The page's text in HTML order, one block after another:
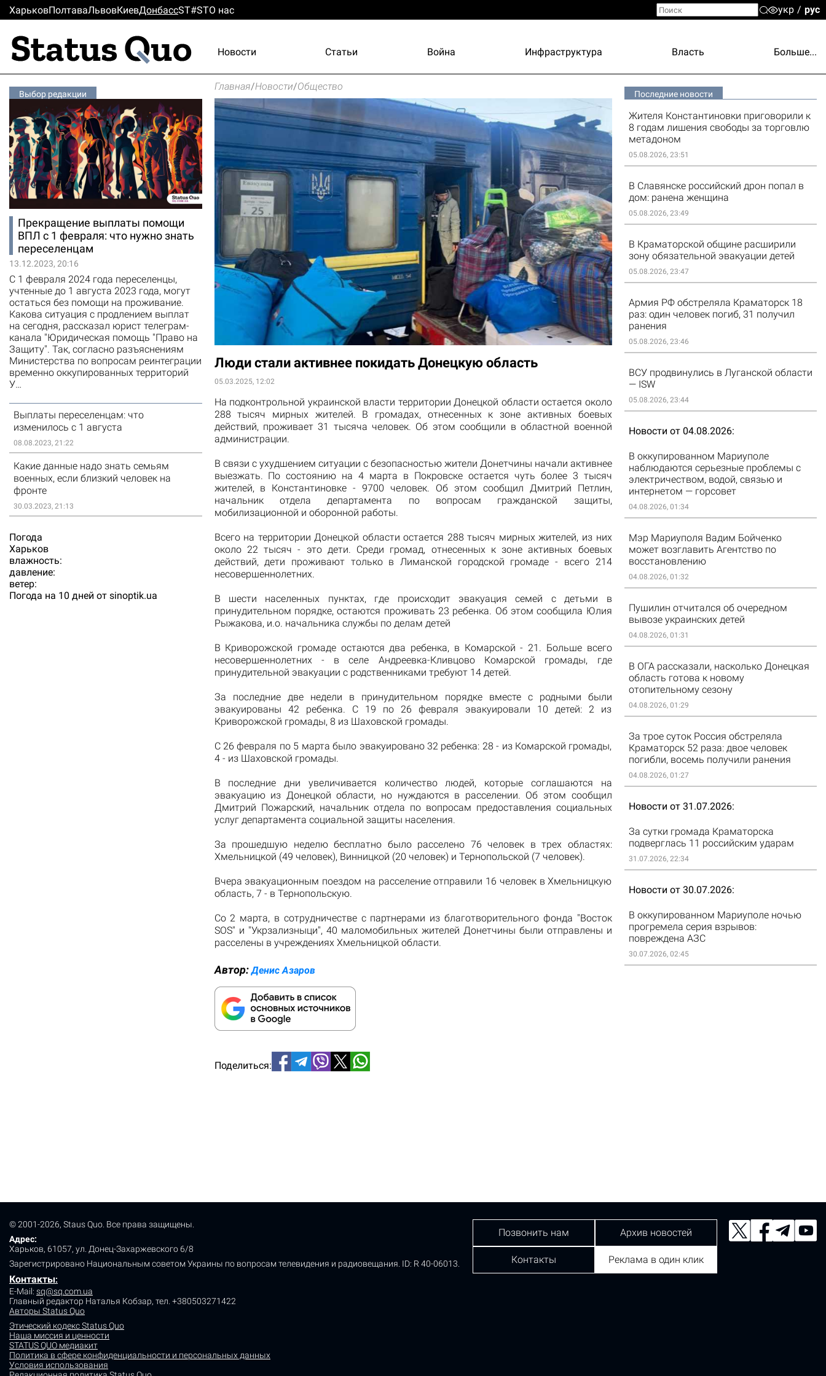
ХарьковПолтаваЛьвовКиевДонбассST#STО нас укр рус
Новости Статьи Война Инфраструктура Власть Больше...
Выбор редакции
Прекращение выплаты помощи
ВПЛ с 1 февраля: что нужно знать
переселенцам
13.12.2023, 20:16
С 1 февраля 2024 года переселенцы,
учтенные до 1 августа 2023 года, могут
остаться без помощи на проживание.
Какова ситуация с продлением выплат
на сегодня, рассказал юрист телеграм-
канала "Юридическая помощь "Право на
Защиту". Так, согласно разъяснениям
Министерства по вопросам реинтеграции
временно оккупированных территорий
У…
Выплаты переселенцам: что
изменилось с 1 августа
08.08.2023, 21:22
Какие данные надо знать семьям
военных, если близкий человек на
фронте
30.03.2023, 21:13
Погода
Харьков
влажность:
давление:
ветер:
Погода на 10 дней от sinoptik.ua
Главная/Новости/Общество
Люди стали активнее покидать Донецкую область
05.03.2025, 12:02
На подконтрольной украинской власти территории Донецкой области остается около
288 тысяч мирных жителей. В громадах, отнесенных к зоне активных боевых
действий, проживает 31 тысяча человек. Об этом сообщили в областной военной
администрации.
В связи с ухудшением ситуации с безопасностью жители Донетчины начали активнее
выезжать. По состоянию на 4 марта в Покровске остается чуть более 3 тысяч
жителей, в Константиновке - 9700 человек. Об этом сообщил Дмитрий Петлин,
начальник отдела департамента по вопросам гражданской защиты,
мобилизационной и оборонной работы.
Всего на территории Донецкой области остается 288 тысяч мирных жителей, из них
около 22 тысяч - это дети. Среди громад, отнесенных к зоне активных боевых
действий, дети проживают только в Лиманской городской громаде - всего 214
несовершеннолетних.
В шести населенных пунктах, где происходит эвакуация семей с детьми в
принудительном порядке, остаются проживать 23 ребенка. Об этом сообщила Юлия
Рыжакова, и.о. начальника службы по делам детей
В Криворожской громаде остаются два ребенка, в Комарской - 21. Больше всего
несовершеннолетних - в селе Андреевка-Кливцово Комарской громады, где
принудительной эвакуации с родственниками требуют 14 детей.
За последние две недели в принудительном порядке вместе с родными были
эвакуированы 42 ребенка. С 19 по 26 февраля эвакуировали 10 детей: 2 из
Криворожской громады, 8 из Шаховской громады.
С 26 февраля по 5 марта было эвакуировано 32 ребенка: 28 - из Комарской громады,
4 - из Шаховской громады.
В последние дни увеличивается количество людей, которые соглашаются на
эвакуацию из Донецкой области, но нуждаются в расселении. Об этом сообщил
Дмитрий Пожарский, начальник отдела по вопросам предоставления социальных
услуг департамента социальной защиты населения.
За прошедшую неделю бесплатно было расселено 76 человек в трех областях:
Хмельницкой (49 человек), Винницкой (20 человек) и Тернопольской (7 человек).
Вчера эвакуационным поездом на расселение отправили 16 человек в Хмельницкую
область, 7 - в Тернопольскую.
Со 2 марта, в сотрудничестве с партнерами из благотворительного фонда "Восток
SOS" и "Укрзализныци", 40 маломобильных жителей Донетчины были отправлены и
расселены в учреждениях Хмельницкой области.
Автор:Денис Азаров
Поделиться:
Последние новости
Жителя Константиновки приговорили к
8 годам лишения свободы за торговлю
метадоном
05.08.2026, 23:51
В Славянске российский дрон попал в
дом: ранена женщина
05.08.2026, 23:49
В Краматорской общине расширили
зону обязательной эвакуации детей
05.08.2026, 23:47
Армия РФ обстреляла Краматорск 18
раз: один человек погиб, 31 получил
ранения
05.08.2026, 23:46
ВСУ продвинулись в Луганской области
— ISW
05.08.2026, 23:44
Новости от 04.08.2026
В оккупированном Мариуполе
наблюдаются серьезные проблемы с
электричеством, водой, связью и
интернетом — горсовет
04.08.2026, 01:34
Мэр Мариуполя Вадим Бойченко
может возглавить Агентство по
восстановлению
04.08.2026, 01:32
Пушилин отчитался об очередном
вывозе украинских детей
04.08.2026, 01:31
В ОГА рассказали, насколько Донецкая
область готова к новому
отопительному сезону
04.08.2026, 01:29
За трое суток Россия обстреляла
Краматорск 52 раза: двое человек
погибли, восемь получили ранения
04.08.2026, 01:27
Новости от 31.07.2026
За сутки громада Краматорска
подверглась 11 российским ударам
31.07.2026, 22:34
Новости от 30.07.2026
В оккупированном Мариуполе ночью
прогремела серия взрывов:
повреждена АЗС
30.07.2026, 02:45
© 2001-2026, Staus Quo. Все права защищены.
Адрес:
Харьков, 61057, ул. Донец-Захаржевского 6/8
Зарегистрировано Национальным советом Украины по вопросам телевидения и радиовещания. ID: R 40-06013.
Контакты:
E-Mail: sq@sq.com.ua
Главный редактор Наталья Кобзар, тел. +380503271422
Авторы Status Quo
Этический кодекс Status Quo
Наша миссия и ценности
STATUS QUO медиакит
Политика в сфере конфиденциальности и персональных данных
Условия использования
Позвонить нам Архив новостей
Контакты Реклама в один клик